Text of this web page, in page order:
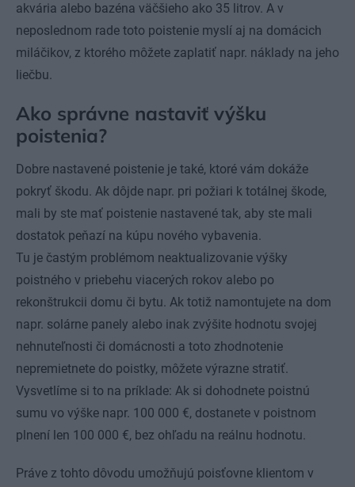
akvária alebo bazéna väčšieho ako 35 litrov. A v
neposlednom rade toto poistenie myslí aj na domácich
miláčikov, z ktorého môžete zaplatiť napr. náklady na jeho
liečbu.
Ako správne nastaviť výšku
poistenia?
Dobre nastavené poistenie je také, ktoré vám dokáže
pokryť škodu. Ak dôjde napr. pri požiari k totálnej škode,
mali by ste mať poistenie nastavené tak, aby ste mali
dostatok peňazí na kúpu nového vybavenia.
Tu je častým problémom neaktualizovanie výšky
poistného v priebehu viacerých rokov alebo po
rekonštrukcii domu či bytu. Ak totiž namontujete na dom
napr. solárne panely alebo inak zvýšite hodnotu svojej
nehnuteľnosti či domácnosti a toto zhodnotenie
nepremietnete do poistky, môžete výrazne stratiť.
Vysvetlíme si to na príklade: Ak si dohodnete poistnú
sumu vo výške napr. 100 000 €, dostanete v poistnom
plnení len 100 000 €, bez ohľadu na reálnu hodnotu.
Práve z tohto dôvodu umožňujú poisťovne klientom v